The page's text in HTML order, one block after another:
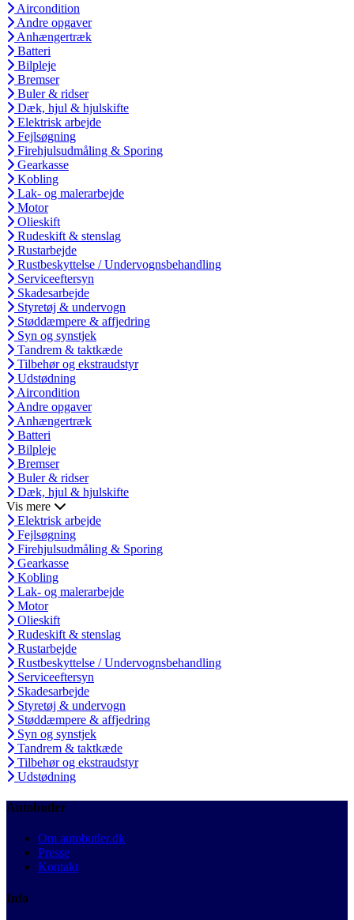
Aircondition
Andre opgaver
Anhængertræk
Batteri
Bilpleje
Bremser
Buler & ridser
Dæk, hjul & hjulskifte
Elektrisk arbejde
Fejlsøgning
Firehjulsudmåling & Sporing
Gearkasse
Kobling
Lak- og malerarbejde
Motor
Olieskift
Rudeskift & stenslag
Rustarbejde
Rustbeskyttelse / Undervognsbehandling
Serviceeftersyn
Skadesarbejde
Styretøj & undervogn
Støddæmpere & affjedring
Syn og synstjek
Tandrem & taktkæde
Tilbehør og ekstraudstyr
Udstødning
Aircondition
Andre opgaver
Anhængertræk
Batteri
Bilpleje
Bremser
Buler & ridser
Dæk, hjul & hjulskifte
Vis mere
Elektrisk arbejde
Fejlsøgning
Firehjulsudmåling & Sporing
Gearkasse
Kobling
Lak- og malerarbejde
Motor
Olieskift
Rudeskift & stenslag
Rustarbejde
Rustbeskyttelse / Undervognsbehandling
Serviceeftersyn
Skadesarbejde
Styretøj & undervogn
Støddæmpere & affjedring
Syn og synstjek
Tandrem & taktkæde
Tilbehør og ekstraudstyr
Udstødning
Autobutler
Om autobutler.dk
Presse
Kontakt
Info